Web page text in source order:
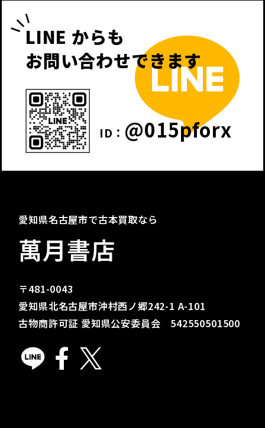
LINE からも
お問い合わせできます
ID： @015pforx
愛知県名古屋市で古本買取なら
萬月書店
〒481-0043
愛知県北名古屋市沖村西ノ郷242-1 A-101
古物商許可証 愛知県公安委員会 542550501500